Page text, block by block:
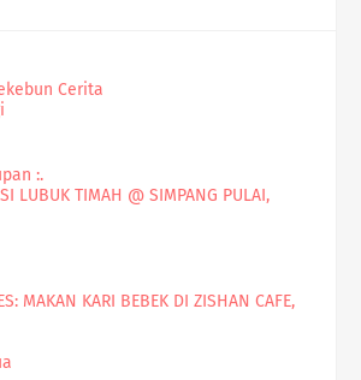
Cerita
:.
LUBUK TIMAH @ SIMPANG PULAI,
MAKAN KARI BEBEK DI ZISHAN CAFE,